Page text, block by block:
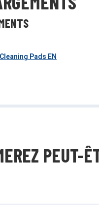
Pads EN
PEUT-